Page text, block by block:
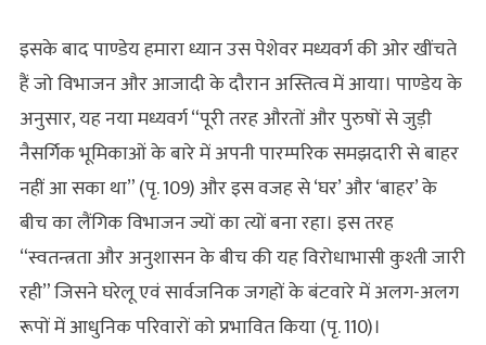
इसके बाद पाण्डेय हमारा ध्यान उस पेशेवर मध्यवर्ग की ओर खींचते
हैं जो विभाजन और आजादी के दौरान अस्तित्व में आया। पाण्डेय के
अनुसार, यह नया मध्यवर्ग “पूरी तरह औरतों और पुरुषों से जुड़ी
नैसर्गिक भूमिकाओं के बारे में अपनी पारम्परिक समझदारी से बाहर
नहीं आ सका था” (पृ. 109) और इस वजह से ‘घर’ और ‘बाहर’ के
बीच का लैंगिक विभाजन ज्यों का त्यों बना रहा। इस तरह
“स्वतन्त्रता और अनुशासन के बीच की यह विरोधाभासी कुश्ती जारी
रही” जिसने घरेलू एवं सार्वजनिक जगहों के बंटवारे में अलग-अलग
रूपों में आधुनिक परिवारों को प्रभावित किया (पृ. 110)।